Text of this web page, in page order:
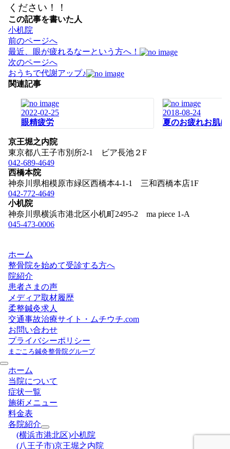
ください！！
この記事を書いた人
小机院
投
稿
ナ
ビ
ゲ
前のページへ
最近、眼が疲れるなーという方へ！
次のページへ
おうちで代謝アップ♪
関連記事
2022-02-25
眼精疲労
2018-08-24
夏のお疲れお肌
京王堀之内院
東京都八王子市別所2-1 ビア長池２F
042-689-4649
西橋本院
神奈川県相模原市緑区西橋本4-1-1 三和西橋本店1F
042-772-4649
小机院
神奈川県横浜市港北区小机町2495-2 ma piece 1-A
045-473-0006
ホーム
整骨院を始めて受診する方へ
院紹介
患者さまの声
メディア取材履歴
柔整鍼灸求人
交通事故治療サイト・ムチウチ.com
お問い合わせ
プライバシーポリシー
まごころ鍼灸整骨院グループ
ホーム
当院について
症状一覧
施術メニュー
料金表
各院紹介
(横浜市港北区)小机院
(八王子市)京王堀之内院